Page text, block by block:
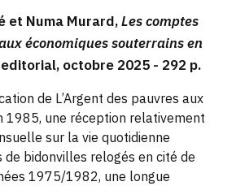
et Numa Murard,Les comptes
économiques souterrains en
editorial, octobre 2025 - 292 p.
de L’Argent des pauvres aux
1985, une réception relativement
sur la vie quotidienne
de bidonvilles relogés en cité de
1975/1982, une longue